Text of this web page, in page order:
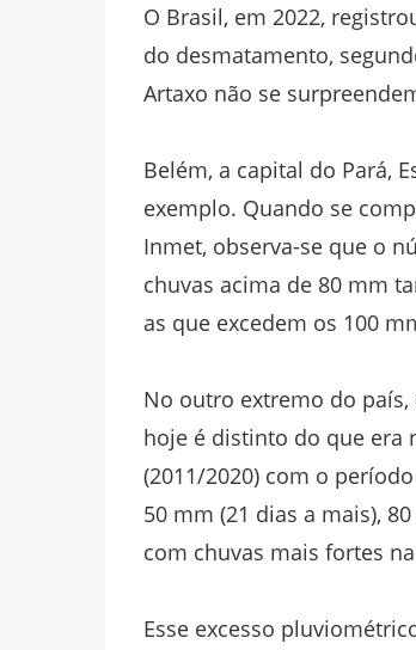
O Brasil, em 2022,
do desmatamento,
Artaxo não se
Belém, a capital do Pará,
exemplo. Quando se
Inmet, observa-se que o
chuvas acima de 80 mm
as que excedem os 100
No outro extremo do
hoje é distinto do que era
(2011/2020) com o
50 mm (21 dias a mais),
com chuvas mais fortes
Esse excesso